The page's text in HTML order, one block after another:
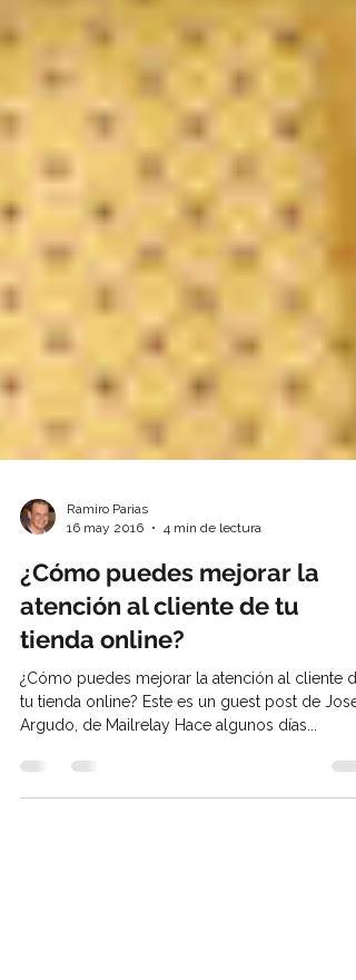
4 min de lectura
¿Cómo puedes mejorar la
atención al cliente de tu
tienda online?
¿Cómo puedes mejorar la atención al cliente de
tu tienda online? Este es un guest post de Jose
Argudo, de Mailrelay Hace algunos días...